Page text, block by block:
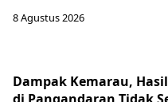
8 Agustus 2026
Dampak Kemarau,